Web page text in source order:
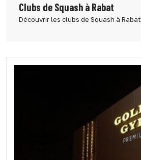
Clubs de Squash à Rabat
Découvrir les clubs de Squash à Rabat